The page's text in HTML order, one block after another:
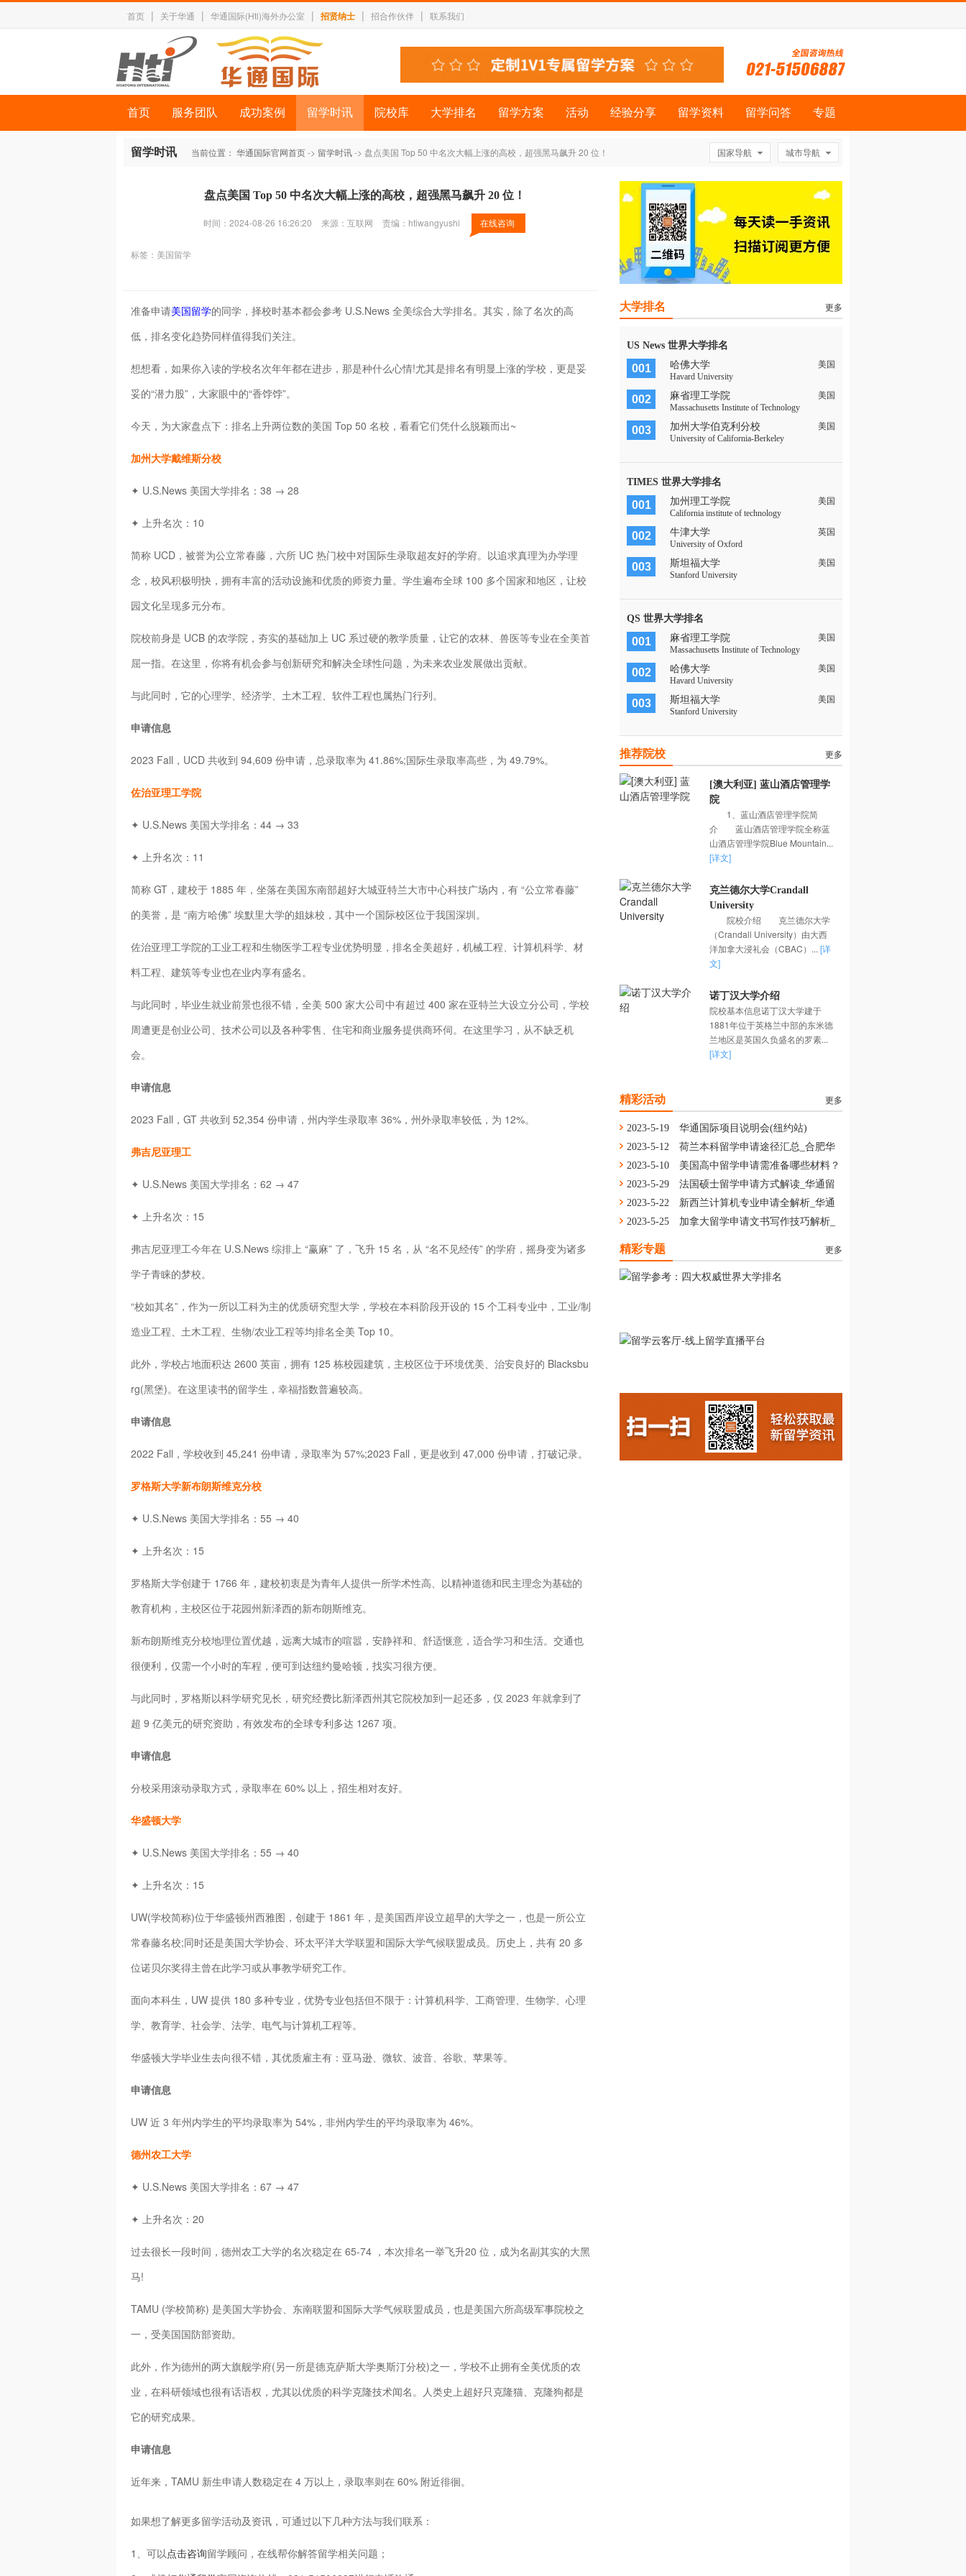
首页 | 关于华通 | 华通国际(Hti)海外办公室 | 招贤纳士 | 招合作伙伴 | 联系我们
首页 服务团队 成功案例 留学时讯 院校库 大学排名 留学方案 活动 经验分享 留学资料 留学问答 专题
留学时讯 国家导航 城市导航
当前位置： 华通国际官网首页-> 留学时讯-> 盘点美国 Top 50 中名次大幅上涨的高校，超强黑马飙升 20 位！
盘点美国 Top 50 中名次大幅上涨的高校，超强黑马飙升 20 位！
时间：2024-08-26 16:26:20 来源：互联网 责编：htiwangyushi 在线咨询
标签： 美国留学
准备申请美国留学的同学，择校时基本都会参考 U.S.News 全美综合大学排名。其实，除了名次的高
低，排名变化趋势同样值得我们关注。
想想看，如果你入读的学校名次年年都在进步，那是种什么心情!尤其是排名有明显上涨的学校，更是妥
妥的“潜力股”，大家眼中的“香饽饽”。
今天，为大家盘点下：排名上升两位数的美国 Top 50 名校，看看它们凭什么脱颖而出~
加州大学戴维斯分校
✦ U.S.News 美国大学排名：38 → 28
✦ 上升名次：10
简称 UCD，被誉为公立常春藤，六所 UC 热门校中对国际生录取超友好的学府。以追求真理为办学理
念，校风积极明快，拥有丰富的活动设施和优质的师资力量。学生遍布全球 100 多个国家和地区，让校
园文化呈现多元分布。
院校前身是 UCB 的农学院，夯实的基础加上 UC 系过硬的教学质量，让它的农林、兽医等专业在全美首
屈一指。在这里，你将有机会参与创新研究和解决全球性问题，为未来农业发展做出贡献。
与此同时，它的心理学、经济学、土木工程、软件工程也属热门行列。
申请信息
2023 Fall，UCD 共收到 94,609 份申请，总录取率为 41.86%;国际生录取率高些，为 49.79%。
佐治亚理工学院
✦ U.S.News 美国大学排名：44 → 33
✦ 上升名次：11
简称 GT，建校于 1885 年，坐落在美国东南部超好大城亚特兰大市中心科技广场内，有 “公立常春藤”
的美誉，是 “南方哈佛” 埃默里大学的姐妹校，其中一个国际校区位于我国深圳。
佐治亚理工学院的工业工程和生物医学工程专业优势明显，排名全美超好，机械工程、计算机科学、材
料工程、建筑等专业也在业内享有盛名。
与此同时，毕业生就业前景也很不错，全美 500 家大公司中有超过 400 家在亚特兰大设立分公司，学校
周遭更是创业公司、技术公司以及各种零售、住宅和商业服务提供商环伺。在这里学习，从不缺乏机
会。
申请信息
2023 Fall，GT 共收到 52,354 份申请，州内学生录取率 36%，州外录取率较低，为 12%。
弗吉尼亚理工
✦ U.S.News 美国大学排名：62 → 47
✦ 上升名次：15
弗吉尼亚理工今年在 U.S.News 综排上 “赢麻” 了，飞升 15 名，从 “名不见经传” 的学府，摇身变为诸多
学子青睐的梦校。
“校如其名”，作为一所以工科为主的优质研究型大学，学校在本科阶段开设的 15 个工科专业中，工业/制
造业工程、土木工程、生物/农业工程等均排名全美 Top 10。
此外，学校占地面积达 2600 英亩，拥有 125 栋校园建筑，主校区位于环境优美、治安良好的 Blacksbu
rg(黑堡)。在这里读书的留学生，幸福指数普遍较高。
申请信息
2022 Fall，学校收到 45,241 份申请，录取率为 57%;2023 Fall，更是收到 47,000 份申请，打破记录。
罗格斯大学新布朗斯维克分校
✦ U.S.News 美国大学排名：55 → 40
✦ 上升名次：15
罗格斯大学创建于 1766 年，建校初衷是为青年人提供一所学术性高、以精神道德和民主理念为基础的
教育机构，主校区位于花园州新泽西的新布朗斯维克。
新布朗斯维克分校地理位置优越，远离大城市的喧嚣，安静祥和、舒适惬意，适合学习和生活。交通也
很便利，仅需一个小时的车程，便可到达纽约曼哈顿，找实习很方便。
与此同时，罗格斯以科学研究见长，研究经费比新泽西州其它院校加到一起还多，仅 2023 年就拿到了
超 9 亿美元的研究资助，有效发布的全球专利多达 1267 项。
申请信息
分校采用滚动录取方式，录取率在 60% 以上，招生相对友好。
华盛顿大学
✦ U.S.News 美国大学排名：55 → 40
✦ 上升名次：15
UW(学校简称)位于华盛顿州西雅图，创建于 1861 年，是美国西岸设立超早的大学之一，也是一所公立
常春藤名校;同时还是美国大学协会、环太平洋大学联盟和国际大学气候联盟成员。历史上，共有 20 多
位诺贝尔奖得主曾在此学习或从事教学研究工作。
面向本科生，UW 提供 180 多种专业，优势专业包括但不限于：计算机科学、工商管理、生物学、心理
学、教育学、社会学、法学、电气与计算机工程等。
华盛顿大学毕业生去向很不错，其优质雇主有：亚马逊、微软、波音、谷歌、苹果等。
申请信息
UW 近 3 年州内学生的平均录取率为 54%，非州内学生的平均录取率为 46%。
德州农工大学
✦ U.S.News 美国大学排名：67 → 47
✦ 上升名次：20
过去很长一段时间，德州农工大学的名次稳定在 65-74 ，本次排名一举飞升20 位，成为名副其实的大黑
马!
TAMU (学校简称) 是美国大学协会、东南联盟和国际大学气候联盟成员，也是美国六所高级军事院校之
一，受美国国防部资助。
此外，作为德州的两大旗舰学府(另一所是德克萨斯大学奥斯汀分校)之一，学校不止拥有全美优质的农
业，在科研领域也很有话语权，尤其以优质的科学克隆技术闻名。人类史上超好只克隆猫、克隆狗都是
它的研究成果。
申请信息
近年来，TAMU 新生申请人数稳定在 4 万以上，录取率则在 60% 附近徘徊。
如果想了解更多留学活动及资讯，可通过以下几种方法与我们联系：
1、可以点击咨询留学顾问，在线帮你解答留学相关问题；
大学排名 更多
US News 世界大学排名
001 哈佛大学
美国
Havard University
002 麻省理工学院
美国
Massachusetts Institute of Technology
003 加州大学伯克利分校
美国
University of California-Berkeley
TIMES 世界大学排名
001 加州理工学院
美国
California institute of technology
002 牛津大学
英国
University of Oxford
003 斯坦福大学
美国
Stanford University
QS 世界大学排名
001 麻省理工学院
美国
Massachusetts Institute of Technology
002 哈佛大学
美国
Havard University
003 斯坦福大学
美国
Stanford University
推荐院校 更多
[澳大利亚] 蓝山酒店管理学
院
1、蓝山酒店管理学院简
介 蓝山酒店管理学院全称蓝
山酒店管理学院Blue Mountain...
[详文]
克兰德尔大学Crandall
University
院校介绍 克兰德尔大学
（Crandall University）由大西
洋加拿大浸礼会（CBAC）... [详
文]
诺丁汉大学介绍
院校基本信息诺丁汉大学建于
1881年位于英格兰中部的东米德
兰地区是英国久负盛名的罗素...
[详文]
精彩活动 更多
2023-5-19
华通国际项目说明会(纽约站)
2023-5-12
荷兰本科留学申请途径汇总_合肥华
通留学
2023-5-10
美国高中留学申请需准备哪些材料？
舟山华通留学
2023-5-29
法国硕士留学申请方式解读_华通留
学
2023-5-22
新西兰计算机专业申请全解析_华通
留学
2023-5-25
加拿大留学申请文书写作技巧解析_
华通留学
精彩专题 更多